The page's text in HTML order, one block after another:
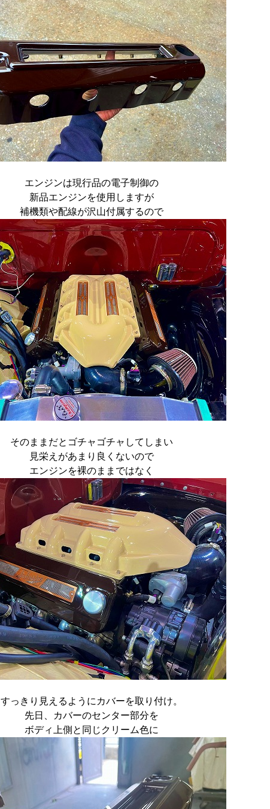
エンジンは現行品の電子制御の
新品エンジンを使用しますが
補機類や配線が沢山付属するので
そのままだとゴチャゴチャしてしまい
見栄えがあまり良くないので
エンジンを裸のままではなく
すっきり見えるようにカバーを取り付け。
先日、カバーのセンター部分を
ボディ上側と同じクリーム色に